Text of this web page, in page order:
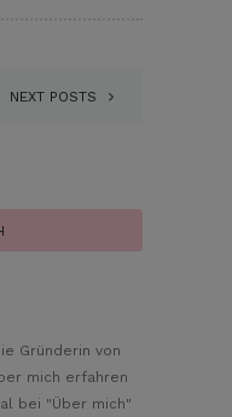
NEXT POSTS
Gründerin von
mich erfahren
bei "Über mich"